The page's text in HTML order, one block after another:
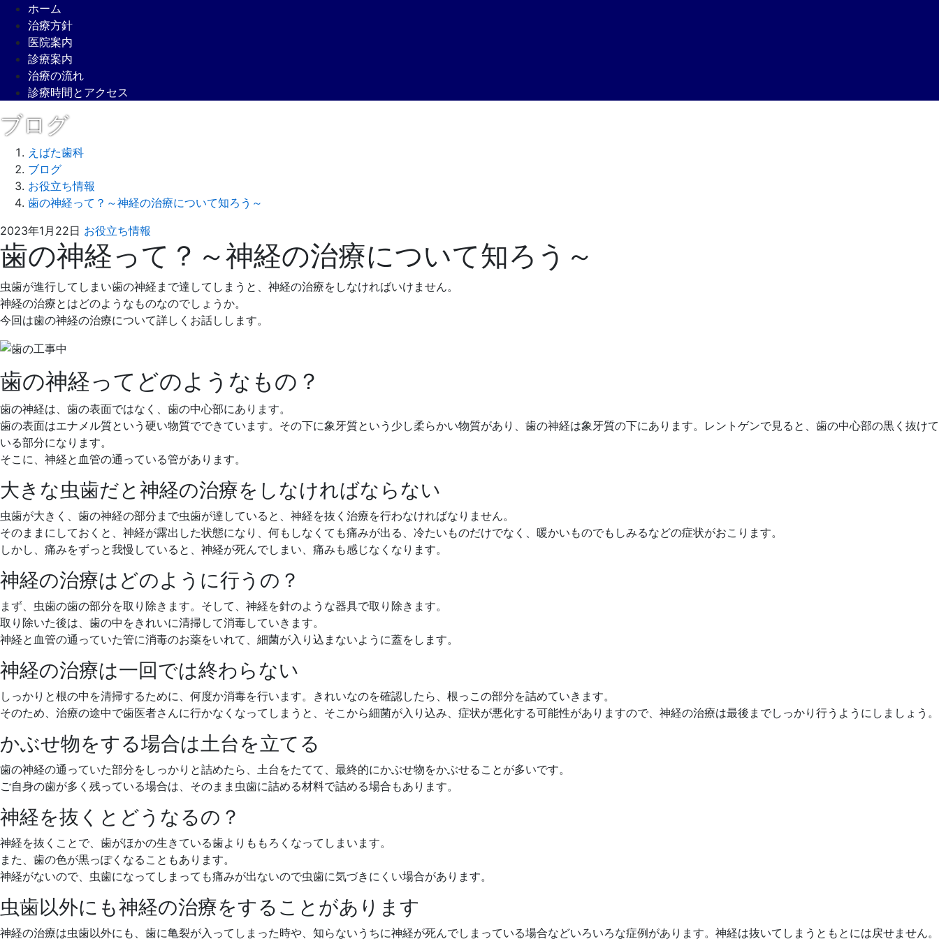
ホーム
治療方針
医院案内
診療案内
治療の流れ
診療時間とアクセス
ブログ
えばた歯科
ブログ
お役立ち情報
歯の神経って？～神経の治療について知ろう～
2023年1月22日 お役立ち情報
年
12
月
19
日
ば
た
歯
科
歯の神経って？～神経の治療について知ろう～
虫歯が進行してしまい歯の神経まで達してしまうと、神経の治療をしなければいけません。
神経の治療とはどのようなものなのでしょうか。
今回は歯の神経の治療について詳しくお話しします。
歯の神経ってどのようなもの？
歯の神経は、歯の表面ではなく、歯の中心部にあります。
歯の表面はエナメル質という硬い物質でできています。その下に象牙質という少し柔らかい物質があり、歯の神経は象牙質の下にあります。レントゲンで見ると、歯の中心部の黒く抜けて
いる部分になります。
そこに、神経と血管の通っている管があります。
大きな虫歯だと神経の治療をしなければならない
虫歯が大きく、歯の神経の部分まで虫歯が達していると、神経を抜く治療を行わなければなりません。
そのままにしておくと、神経が露出した状態になり、何もしなくても痛みが出る、冷たいものだけでなく、暖かいものでもしみるなどの症状がおこります。
しかし、痛みをずっと我慢していると、神経が死んでしまい、痛みも感じなくなります。
神経の治療はどのように行うの？
まず、虫歯の歯の部分を取り除きます。そして、神経を針のような器具で取り除きます。
取り除いた後は、歯の中をきれいに清掃して消毒していきます。
神経と血管の通っていた管に消毒のお薬をいれて、細菌が入り込まないように蓋をします。
神経の治療は一回では終わらない
しっかりと根の中を清掃するために、何度か消毒を行います。きれいなのを確認したら、根っこの部分を詰めていきます。
そのため、治療の途中で歯医者さんに行かなくなってしまうと、そこから細菌が入り込み、症状が悪化する可能性がありますので、神経の治療は最後までしっかり行うようにしましょう。
かぶせ物をする場合は土台を立てる
歯の神経の通っていた部分をしっかりと詰めたら、土台をたてて、最終的にかぶせ物をかぶせることが多いです。
ご自身の歯が多く残っている場合は、そのまま虫歯に詰める材料で詰める場合もあります。
神経を抜くとどうなるの？
神経を抜くことで、歯がほかの生きている歯よりももろくなってしまいます。
また、歯の色が黒っぽくなることもあります。
神経がないので、虫歯になってしまっても痛みが出ないので虫歯に気づきにくい場合があります。
虫歯以外にも神経の治療をすることがあります
神経の治療は虫歯以外にも、歯に亀裂が入ってしまった時や、知らないうちに神経が死んでしまっている場合などいろいろな症例があります。神経は抜いてしまうともとには戻せません。